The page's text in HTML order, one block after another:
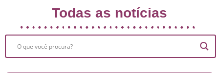
Todas as notícias